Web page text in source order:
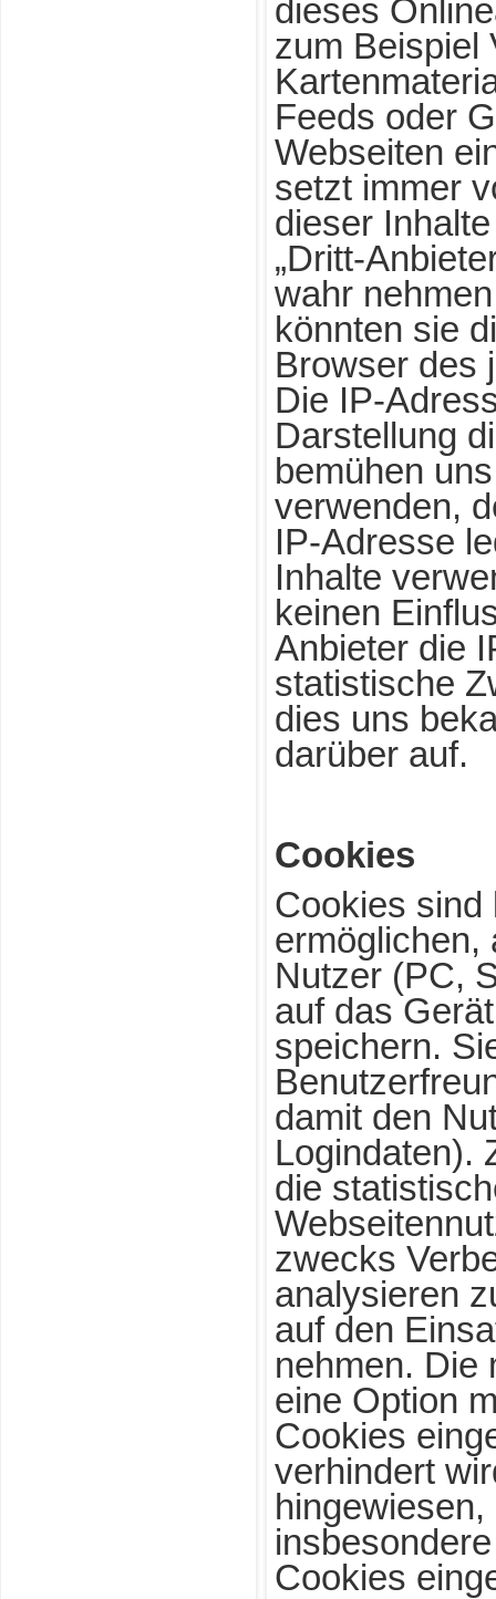
dieses
zum Beispiel
Feeds oder
Webseiten
setzt immer
dieser
„Dritt-
wahr
könnten sie
Browser des
Die IP-
Darstellung
bemühen
verwenden,
IP-Adresse
Inhalte
keinen
Anbieter die
statistische
dies uns
darüber auf.
Cookies
Cookies sind
ermöglichen,
Nutzer (PC,
auf das
speichern.
damit den
Logindaten).
die
zwecks
analysieren
auf den
nehmen. Die
eine Option
Cookies
verhindert
Cookies